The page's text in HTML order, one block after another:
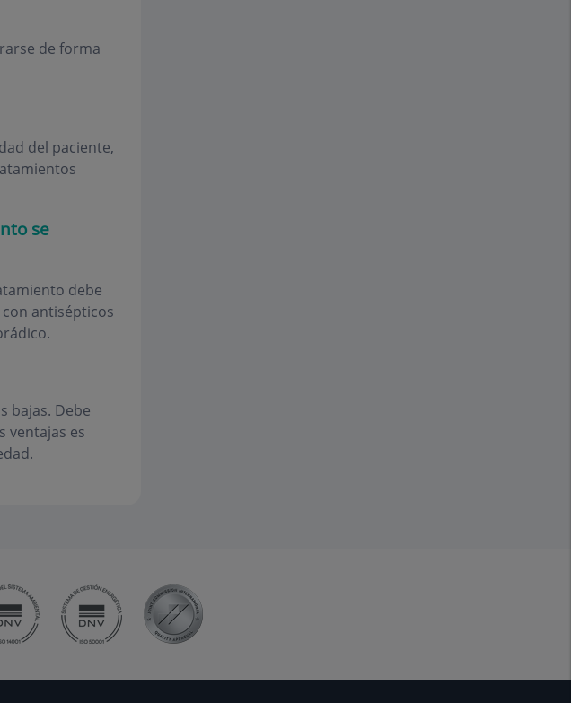
de forma
del paciente,
se
debe
antisépticos
bajas. Debe
ventajas es